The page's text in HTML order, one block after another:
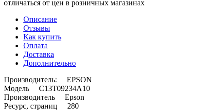
отличаться от цен в розничных магазинах
Описание
Отзывы
Как купить
Оплата
Доставка
Дополнительно
Производитель: EPSON
Модель C13T09234A10
Производитель Epson
Ресурс, страниц 280